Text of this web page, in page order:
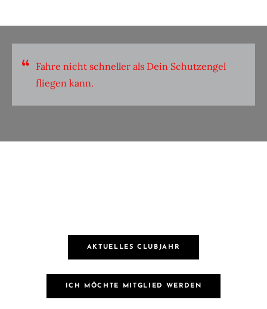
Fahre nicht schneller als Dein Schutzengel
fliegen kann.
AKTUELLES CLUBJAHR
ICH MÖCHTE MITGLIED WERDEN